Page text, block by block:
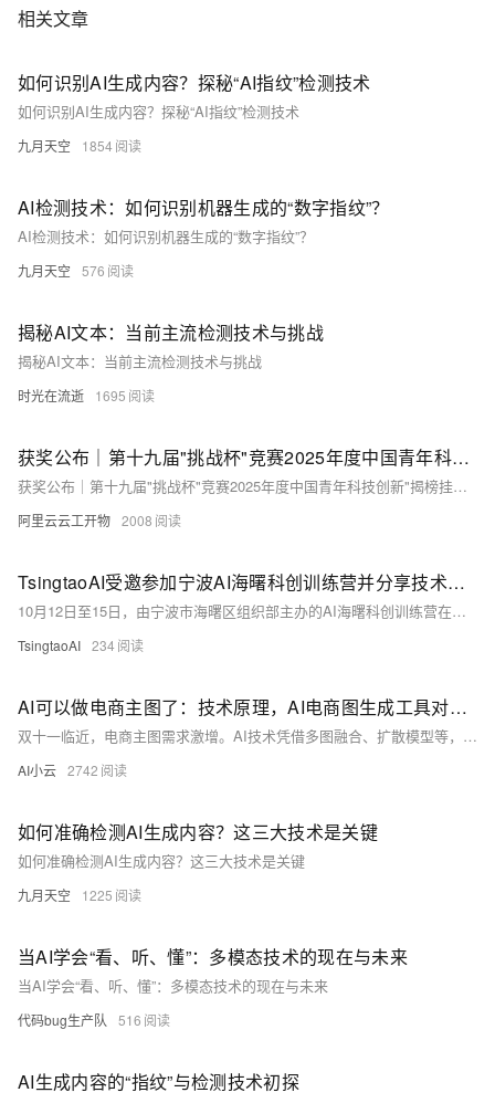
相关文章
如何识别AI生成内容？探秘“AI指纹”检测技术
如何识别AI生成内容？探秘“AI指纹”检测技术
九月天空 1854
AI检测技术：如何识别机器生成的“数字指纹”？
AI检测技术：如何识别机器生成的“数字指纹”？
九月天空 576
揭秘AI文本：当前主流检测技术与挑战
揭秘AI文本：当前主流检测技术与挑战
时光在流逝 1695
获奖公布｜第十九届"挑战杯"竞赛2025年度中国青年科技创新"揭榜挂帅"擂台赛阿里云“AI技术助力乡村振兴”专题赛拟授奖名单公示
获奖公布｜第十九届"挑战杯"竞赛2025年度中国青年科技创新"揭榜挂帅"擂台赛阿里云“AI技术助力乡村振兴”专题赛拟授奖名单公示
阿里云云工开物 2008
TsingtaoAI受邀参加宁波AI海曙科创训练营并分享技术落地实践
10月12日至15日，由宁波市海曙区组织部主办的AI海曙科创训练营在宁波成功举办。作为受邀企业代表，TsingtaoAI团队深入参与了多项活动，与政府领导、行业专家及科创企业代表围绕AI技术在制造业、成果转化等领域的实际应用展开交流，用真实案例诠释了“技术扎根产业”的价值逻辑。
TsingtaoAI 234
AI可以做电商主图了：技术原理，AI电商图生成工具对比及技术解析
双十一临近，电商主图需求激增。AI技术凭借多图融合、扩散模型等，实现高效智能设计，30秒生成高质量主图，远超传统PS效率。支持风格迁移、背景替换、文案生成，助力商家快速打造吸睛商品图，提升转化率。
AI小云 2742
如何准确检测AI生成内容？这三大技术是关键
如何准确检测AI生成内容？这三大技术是关键
九月天空 1225
当AI学会“看、听、懂”：多模态技术的现在与未来
当AI学会“看、听、懂”：多模态技术的现在与未来
代码bug生产队 516
AI生成内容的“指纹”与检测技术初探